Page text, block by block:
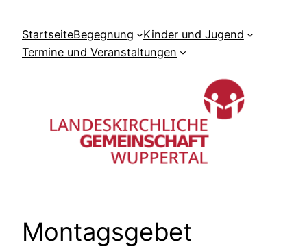
Inhalt
springen
StartseiteBegegnung
Kinder und Jugend
Termine und Veranstaltungen
Montagsgebet